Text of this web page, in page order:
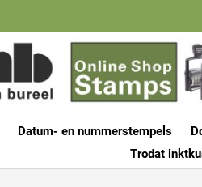
Datum- en nummerstempels
Trodat